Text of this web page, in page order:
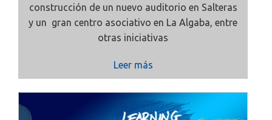
construcción de un nuevo auditorio en Salteras
y un gran centro asociativo en La Algaba, entre
otras iniciativas
Leer más